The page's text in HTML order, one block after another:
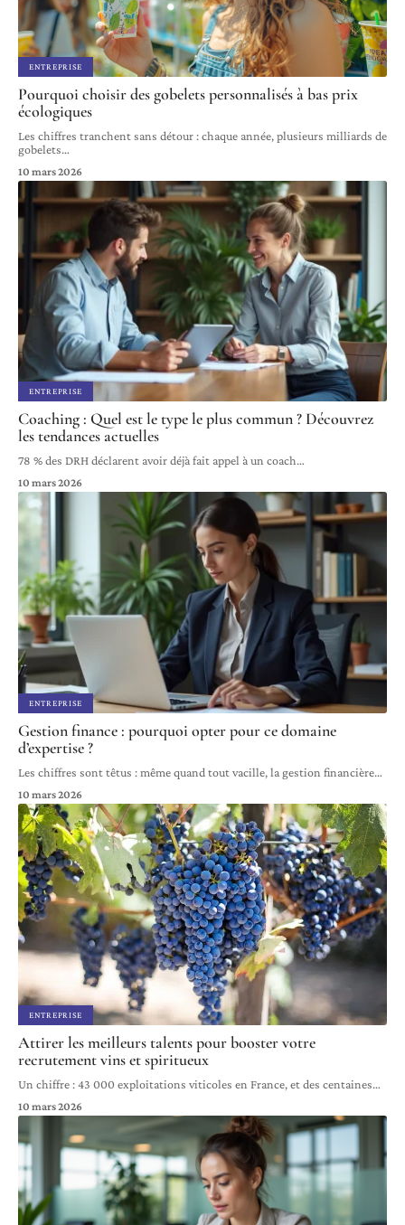
ENTREPRISE
Pourquoi choisir des gobelets personnalisés à bas prix
écologiques
Les chiffres tranchent sans détour : chaque année, plusieurs milliards de
gobelets…
10 mars 2026
ENTREPRISE
Coaching : Quel est le type le plus commun ? Découvrez
les tendances actuelles
78 % des DRH déclarent avoir déjà fait appel à un coach…
10 mars 2026
ENTREPRISE
Gestion finance : pourquoi opter pour ce domaine
d’expertise ?
Les chiffres sont têtus : même quand tout vacille, la gestion financière…
10 mars 2026
ENTREPRISE
Attirer les meilleurs talents pour booster votre
recrutement vins et spiritueux
Un chiffre : 43 000 exploitations viticoles en France, et des centaines…
10 mars 2026